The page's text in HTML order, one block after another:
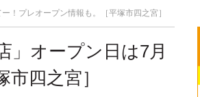
！プレオープン情報も。［平塚市四之宮］
」オープン日は7月
四之宮］